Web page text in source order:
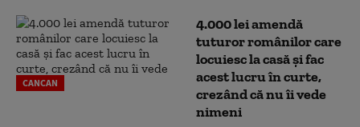
CANCAN
4.000 lei amendă
tuturor românilor care
locuiesc la casă și fac
acest lucru în curte,
crezând că nu îi vede
nimeni